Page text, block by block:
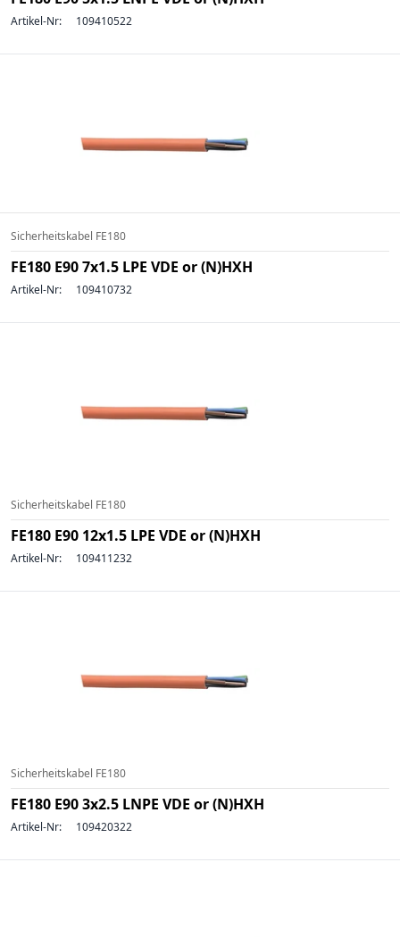
Artikel-Nr: 109410522
Sicherheitskabel FE180
FE180 E90 7x1.5 LPE VDE or (N)HXH
Artikel-Nr: 109410732
Sicherheitskabel FE180
FE180 E90 12x1.5 LPE VDE or (N)HXH
Artikel-Nr: 109411232
Sicherheitskabel FE180
FE180 E90 3x2.5 LNPE VDE or (N)HXH
Artikel-Nr: 109420322